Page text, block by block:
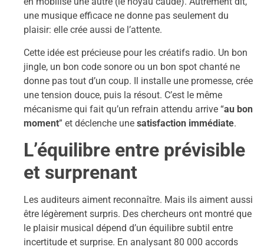
une musique efficace ne donne pas seulement du
plaisir: elle crée aussi de l’attente.
Cette idée est précieuse pour les créatifs radio. Un bon
jingle, un bon code sonore ou un bon spot chanté ne
donne pas tout d’un coup. Il installe une promesse, crée
une tension douce, puis la résout. C’est le même
mécanisme qui fait qu’un refrain attendu arrive “au bon
moment” et déclenche une satisfaction immédiate.
L’équilibre entre prévisible
et surprenant
Les auditeurs aiment reconnaître. Mais ils aiment aussi
être légèrement surpris. Des chercheurs ont montré que
le plaisir musical dépend d’un équilibre subtil entre
incertitude et surprise. En analysant 80 000 accords